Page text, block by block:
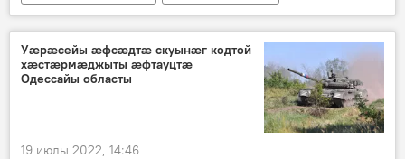
Уæрæсейы æфсæдтæ скуынæг кодтой
хæстæрмæджыты æфтауцтæ
Одессайы областы
19 июлы 2022, 14:46